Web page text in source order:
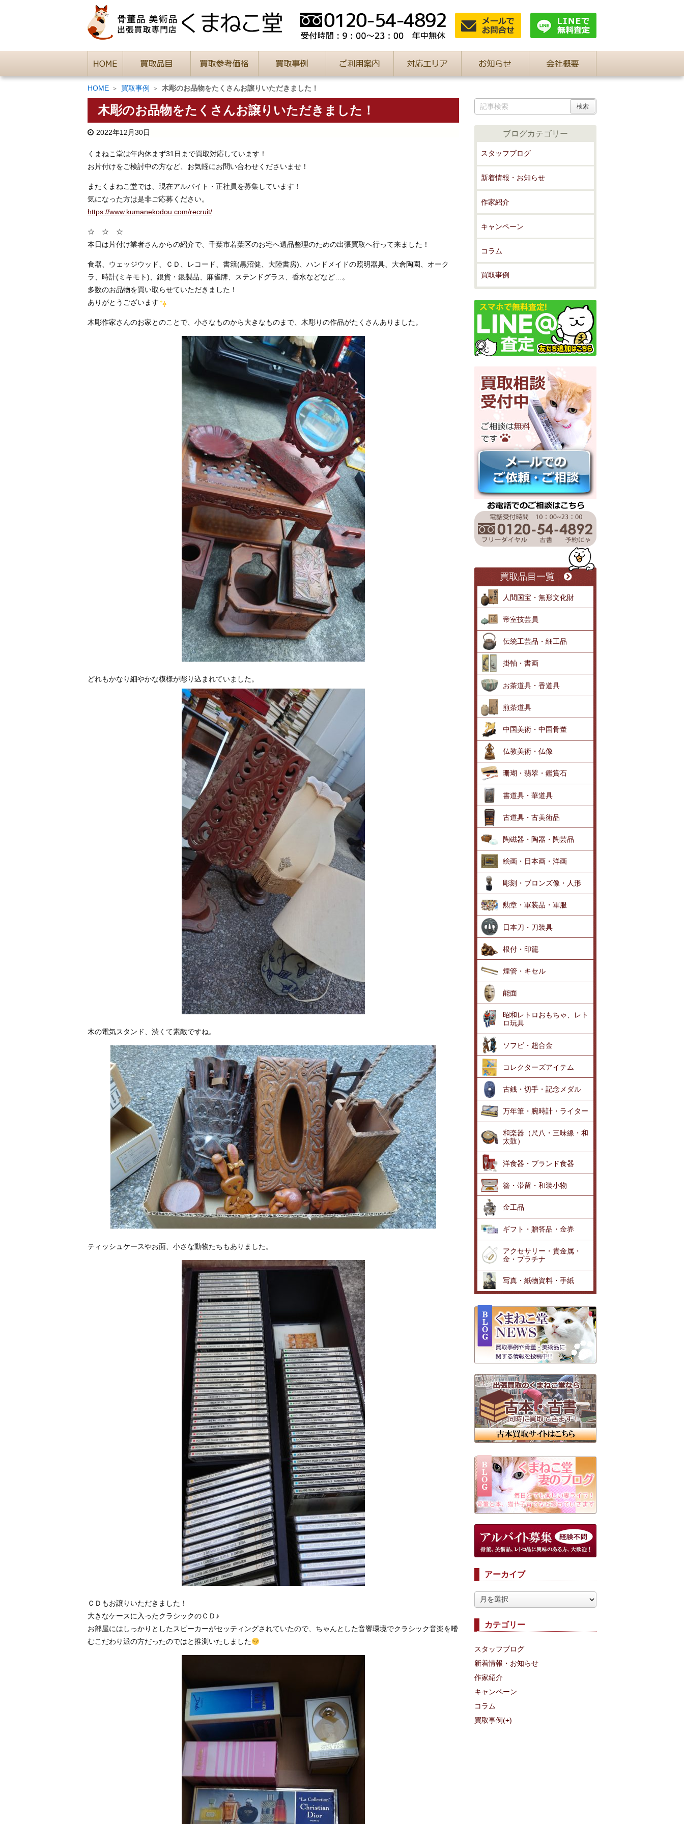
HOME 買取事例 木彫のお品物をたくさんお譲りいただきました！
木彫のお品物をたくさんお譲りいただきました！
2022年12月30日
くまねこ堂は年内休まず31日まで買取対応しています！
お片付けをご検討中の方など、お気軽にお問い合わせくださいませ！
またくまねこ堂では、現在アルバイト・正社員を募集しています！
気になった方は是非ご応募ください。
https://www.kumanekodou.com/recruit/
☆ ☆ ☆
本日は片付け業者さんからの紹介で、千葉市若葉区のお宅へ遺品整理のための出張買取へ行って来ました！
食器、ウェッジウッド、ＣＤ、レコード、書籍(黒沼健、大陸書房)、ハンドメイドの照明器具、大倉陶園、オーク
ラ、時計(ミキモト)、銀貨・銀製品、麻雀牌、ステンドグラス、香水などなど…。
多数のお品物を買い取らせていただきました！
ありがとうございます
木彫作家さんのお家とのことで、小さなものから大きなものまで、木彫りの作品がたくさんありました。
どれもかなり細やかな模様が彫り込まれていました。
木の電気スタンド、渋くて素敵ですね。
ティッシュケースやお面、小さな動物たちもありました。
ＣＤもお譲りいただきました！
大きなケースに入ったクラシックのＣＤ♪
お部屋にはしっかりとしたスピーカーがセッティングされていたので、ちゃんとした音響環境でクラシック音楽を嗜
むこだわり派の方だったのではと推測いたしました
ブログカテゴリー
スタッフブログ
新着情報・お知らせ
作家紹介
キャンペーン
コラム
買取事例
買取品目一覧
人間国宝・無形文化財
帝室技芸員
伝統工芸品・細工品
掛軸・書画
お茶道具・香道具
煎茶道具
中国美術・中国骨董
仏教美術・仏像
珊瑚・翡翠・鑑賞石
書道具・華道具
古道具・古美術品
陶磁器・陶器・陶芸品
絵画・日本画・洋画
彫刻・ブロンズ像・人形
勲章・軍装品・軍服
日本刀・刀装具
根付・印籠
煙管・キセル
能面
昭和レトロおもちゃ、レト
ロ玩具
ソフビ・超合金
コレクターズアイテム
古銭・切手・記念メダル
万年筆・腕時計・ライター
和楽器（尺八・三味線・和
太鼓）
洋食器・ブランド食器
簪・帯留・和装小物
金工品
ギフト・贈答品・金券
アクセサリー・貴金属・
金・プラチナ
写真・紙物資料・手紙
アーカイブ
カテゴリー
スタッフブログ
新着情報・お知らせ
作家紹介
キャンペーン
コラム
買取事例(+)